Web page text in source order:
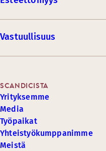
Vastuullisuus
SCANDICISTA
Yrityksemme
Media
Työpaikat
Yhteistyökumppanimme
Meistä